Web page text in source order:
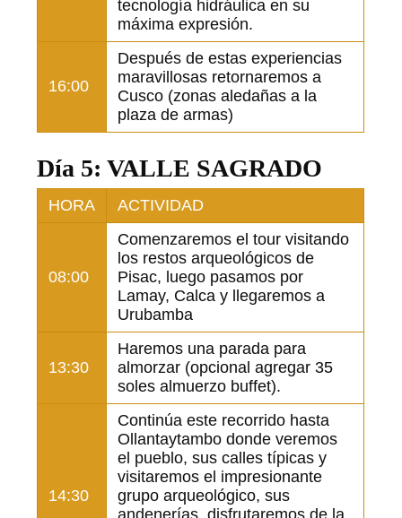
tecnología hidráulica en su
máxima expresión.
16:00
Después de estas experiencias
maravillosas retornaremos a
Cusco (zonas aledañas a la
plaza de armas)
Día 5: VALLE SAGRADO
HORA ACTIVIDAD
08:00
Comenzaremos el tour visitando
los restos arqueológicos de
Pisac, luego pasamos por
Lamay, Calca y llegaremos a
Urubamba
13:30
Haremos una parada para
almorzar (opcional agregar 35
soles almuerzo buffet).
14:30
Continúa este recorrido hasta
Ollantaytambo donde veremos
el pueblo, sus calles típicas y
visitaremos el impresionante
grupo arqueológico, sus